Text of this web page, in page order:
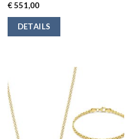
€551,00
DETAILS